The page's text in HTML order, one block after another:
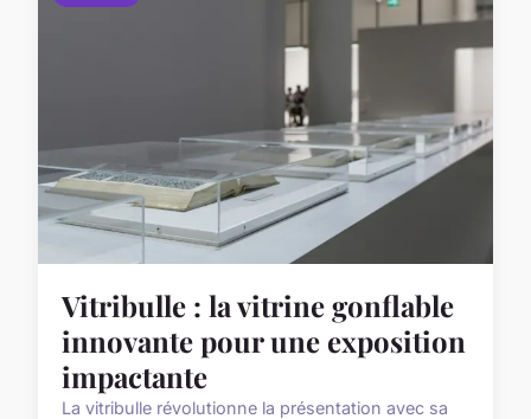
Vitribulle : la vitrine gonflable
innovante pour une exposition
impactante
La vitribulle révolutionne la présentation avec sa